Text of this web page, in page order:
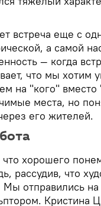
встреча еще с
а самой
— когда
что мы хотим
на "кого"
места, но
его жителей.
хорошего
рассудив, что
отправились на
Кристина